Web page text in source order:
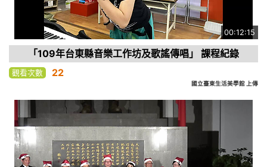
00:12:15
「109年台東縣音樂工作坊及歌謠傳唱」 課程紀錄
觀看次數 22
國立臺東生活美學館 上傳